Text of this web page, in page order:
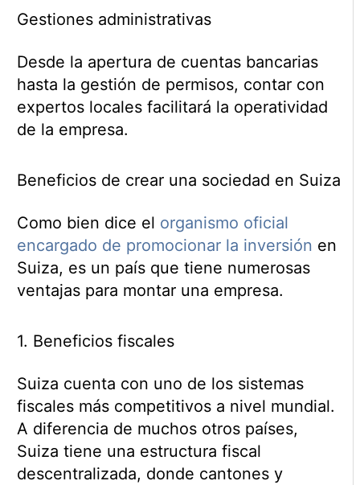
Gestiones administrativas
Desde la apertura de cuentas bancarias
hasta la gestión de permisos, contar con
expertos locales facilitará la operatividad
de la empresa.
Beneficios de crear una sociedad en Suiza
Como bien dice el organismo oficial
encargado de promocionar la inversión en
Suiza, es un país que tiene numerosas
ventajas para montar una empresa.
1. Beneficios fiscales
Suiza cuenta con uno de los sistemas
fiscales más competitivos a nivel mundial.
A diferencia de muchos otros países,
Suiza tiene una estructura fiscal
descentralizada, donde cantones y